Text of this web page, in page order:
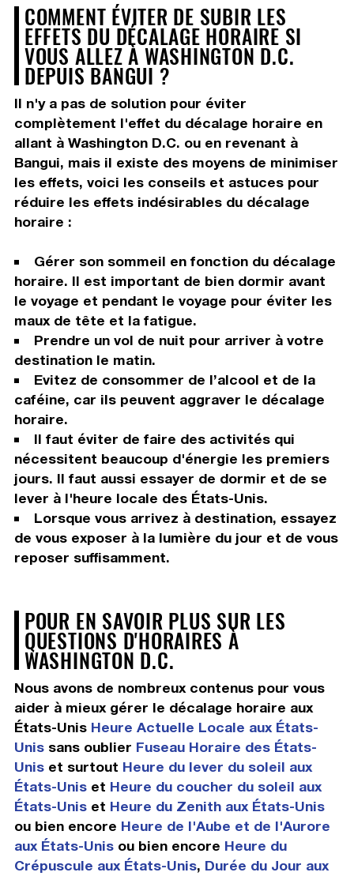
COMMENT ÉVITER DE SUBIR LES
EFFETS DU DÉCALAGE HORAIRE SI
VOUS ALLEZ À WASHINGTON D.C.
DEPUIS BANGUI ?
Il n'y a pas de solution pour éviter
complètement l'effet du décalage horaire en
allant à Washington D.C. ou en revenant à
Bangui, mais il existe des moyens de minimiser
les effets, voici les conseils et astuces pour
réduire les effets indésirables du décalage
horaire :
Gérer son sommeil en fonction du décalage
horaire. Il est important de bien dormir avant
le voyage et pendant le voyage pour éviter les
maux de tête et la fatigue.
Prendre un vol de nuit pour arriver à votre
destination le matin.
Evitez de consommer de l’alcool et de la
caféine, car ils peuvent aggraver le décalage
horaire.
Il faut éviter de faire des activités qui
nécessitent beaucoup d'énergie les premiers
jours. Il faut aussi essayer de dormir et de se
lever à l'heure locale des États-Unis.
Lorsque vous arrivez à destination, essayez
de vous exposer à la lumière du jour et de vous
reposer suffisamment.
POUR EN SAVOIR PLUS SUR LES
QUESTIONS D'HORAIRES À
WASHINGTON D.C.
Nous avons de nombreux contenus pour vous
aider à mieux gérer le décalage horaire aux
États-Unis Heure Actuelle Locale aux États-
Unissans oublier Fuseau Horaire des États-
Uniset surtout Heure du lever du soleil aux
États-Uniset Heure du coucher du soleil aux
États-Uniset Heure du Zenith aux États-Unis
ou bien encore Heure de l'Aube et de l'Aurore
aux États-Unisou bien encore Heure du
Crépuscule aux États-Unis, Durée du Jour aux